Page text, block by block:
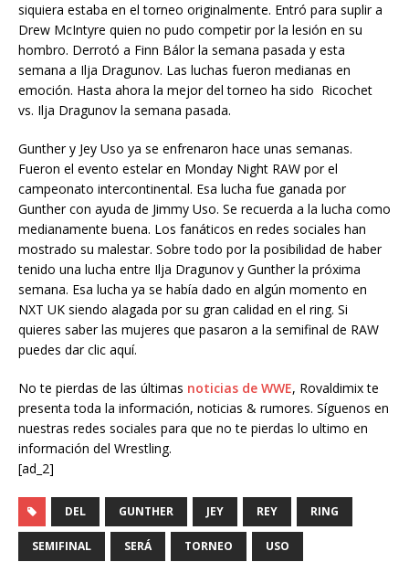
siquiera estaba en el torneo originalmente. Entró para suplir a
Drew McIntyre quien no pudo competir por la lesión en su
hombro. Derrotó a Finn Bálor la semana pasada y esta
semana a Ilja Dragunov. Las luchas fueron medianas en
emoción. Hasta ahora la mejor del torneo ha sido Ricochet
vs. Ilja Dragunov la semana pasada.
Gunther y Jey Uso ya se enfrenaron hace unas semanas.
Fueron el evento estelar en Monday Night RAW por el
campeonato intercontinental. Esa lucha fue ganada por
Gunther con ayuda de Jimmy Uso. Se recuerda a la lucha como
medianamente buena. Los fanáticos en redes sociales han
mostrado su malestar. Sobre todo por la posibilidad de haber
tenido una lucha entre Ilja Dragunov y Gunther la próxima
semana. Esa lucha ya se había dado en algún momento en
NXT UK siendo alagada por su gran calidad en el ring. Si
quieres saber las mujeres que pasaron a la semifinal de RAW
puedes dar clic aquí.
No te pierdas de las últimas noticias de WWE, Rovaldimix te
presenta toda la información, noticias & rumores. Síguenos en
nuestras redes sociales para que no te pierdas lo ultimo en
información del Wrestling.
[ad_2]
DEL GUNTHER JEY REY RING
SEMIFINAL SERÁ TORNEO USO